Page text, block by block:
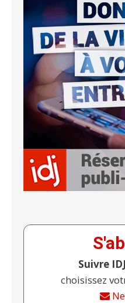
Suivre
choisissez